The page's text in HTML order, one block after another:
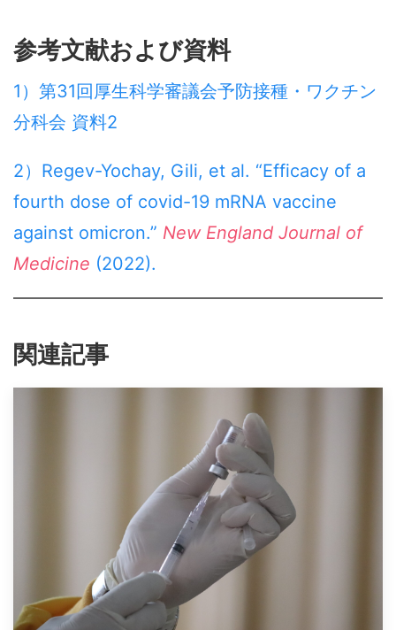
参考文献および資料
1）第31回厚生科学審議会予防接種・ワクチン
分科会 資料2
2）Regev-Yochay, Gili, et al. “Efficacy of a
fourth dose of covid-19 mRNA vaccine
against omicron.” New England Journal of
Medicine (2022).
関連記事